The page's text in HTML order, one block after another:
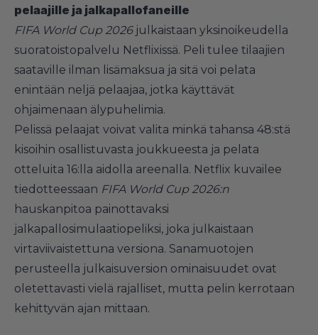
pelaajille ja jalkapallofaneille
FIFA World Cup 2026julkaistaan yksinoikeudella
suoratoistopalvelu Netflixissä. Peli tulee tilaajien
saataville ilman lisämaksua ja sitä voi pelata
enintään neljä pelaajaa, jotka käyttävät
ohjaimenaan älypuhelimia.
Pelissä pelaajat voivat valita minkä tahansa 48:stä
kisoihin osallistuvasta joukkueesta ja pelata
otteluita 16:lla aidolla areenalla. Netflix kuvailee
tiedotteessaan FIFA World Cup 2026:n
hauskanpitoa painottavaksi
jalkapallosimulaatiopeliksi, joka julkaistaan
virtaviivaistettuna versiona. Sanamuotojen
perusteella julkaisuversion ominaisuudet ovat
oletettavasti vielä rajalliset, mutta pelin kerrotaan
kehittyvän ajan mittaan.